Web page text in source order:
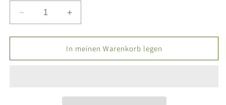
Verringere
die
Menge
Hopfenblüten
Erhöhe
die
Menge
für
Hopfenblüten
In meinen Warenkorb legen